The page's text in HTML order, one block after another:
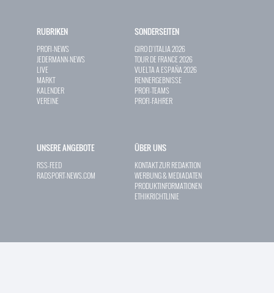
RUBRIKEN
PROFI-NEWS
JEDERMANN-NEWS
LIVE
MARKT
KALENDER
VEREINE
SONDERSEITEN
GIRO D`ITALIA 2026
TOUR DE FRANCE 2026
VUELTA A ESPAÑA 2026
RENNERGEBNISSE
PROFI-TEAMS
PROFI-FAHRER
UNSERE ANGEBOTE
RSS-FEED
RADSPORT-NEWS.COM
ÜBER UNS
KONTAKT ZUR REDAKTION
WERBUNG & MEDIADATEN
PRODUKTINFORMATIONEN
ETHIKRICHTLINIE